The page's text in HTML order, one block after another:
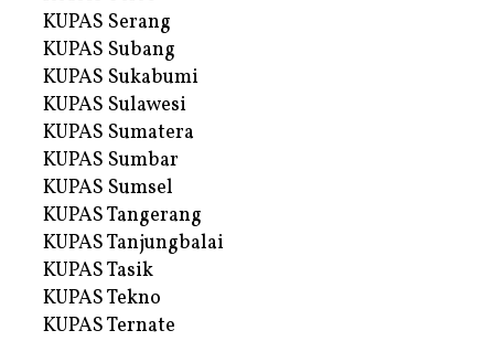
KUPAS Serang
KUPAS Subang
KUPAS Sukabumi
KUPAS Sulawesi
KUPAS Sumatera
KUPAS Sumbar
KUPAS Sumsel
KUPAS Tangerang
KUPAS Tanjungbalai
KUPAS Tasik
KUPAS Tekno
KUPAS Ternate